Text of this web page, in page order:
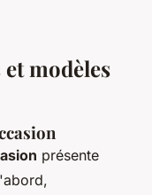
modèles
présente